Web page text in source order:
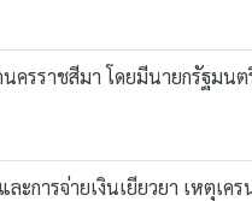
ครราชสีมา โดยมีนายกรัฐม
ารจ่ายเงินเยียวยา เหตุเคร